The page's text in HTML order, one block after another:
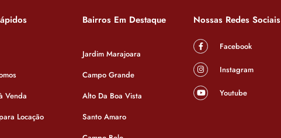
Venda
Locação
Bairros Em Destaque
Jardim Marajoara
Campo Grande
Alto Da Boa Vista
Santo Amaro
Nossas Redes Sociais
Facebook
Instagram
Youtube